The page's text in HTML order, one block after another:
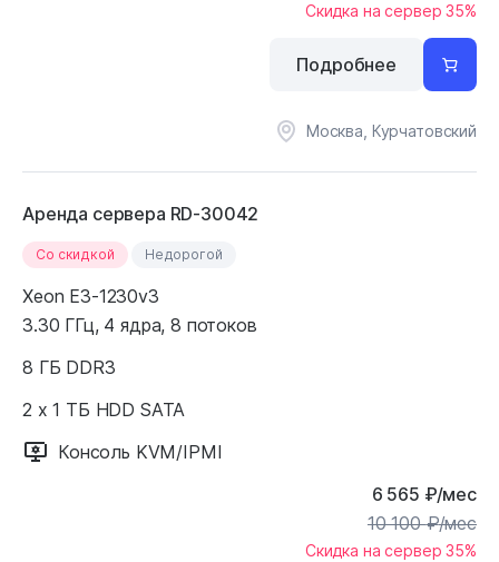
Скидка на сервер 35%
Москва, Курчатовский
Подробнее
Аренда сервера RD-30042
Cо скидкой Недорогой
Xeon E3-1230v3
3.30 ГГц, 4 ядра, 8 потоков
8 ГБ DDR3
2 x 1 ТБ HDD SATA
Консоль KVM/IPMI
6 565 ₽/мес
10 100₽/мес
Скидка на сервер 35%